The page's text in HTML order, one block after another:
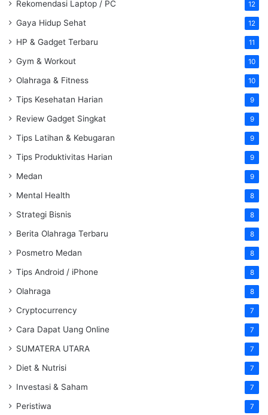
Rekomendasi Laptop / PC 12
Gaya Hidup Sehat 12
HP & Gadget Terbaru 11
Gym & Workout 10
Olahraga & Fitness 10
Tips Kesehatan Harian 9
Review Gadget Singkat 9
Tips Latihan & Kebugaran 9
Tips Produktivitas Harian 9
Medan 9
Mental Health 8
Strategi Bisnis 8
Berita Olahraga Terbaru 8
Posmetro Medan 8
Tips Android / iPhone 8
Olahraga 8
Cryptocurrency 7
Cara Dapat Uang Online 7
SUMATERA UTARA 7
Diet & Nutrisi 7
Investasi & Saham 7
Peristiwa 7